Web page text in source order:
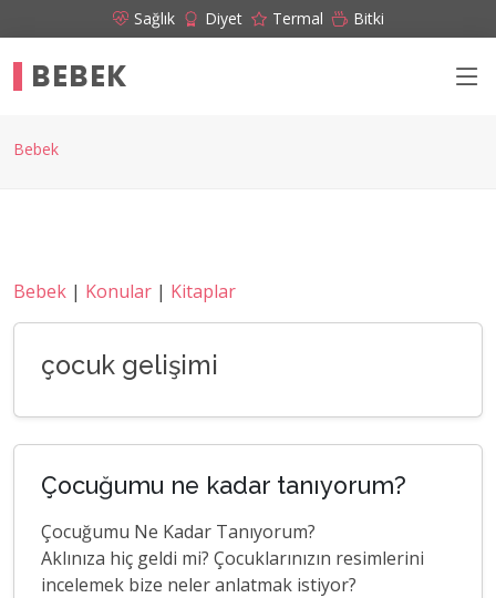
Sağlık Diyet Termal Bitki
BEBEK
Bebek
Bebek | Konular | Kitaplar
çocuk gelişimi
Çocuğumu ne kadar tanıyorum?
Çocuğumu Ne Kadar Tanıyorum?
Aklınıza hiç geldi mi? Çocuklarınızın resimlerini
incelemek bize neler anlatmak istiyor?